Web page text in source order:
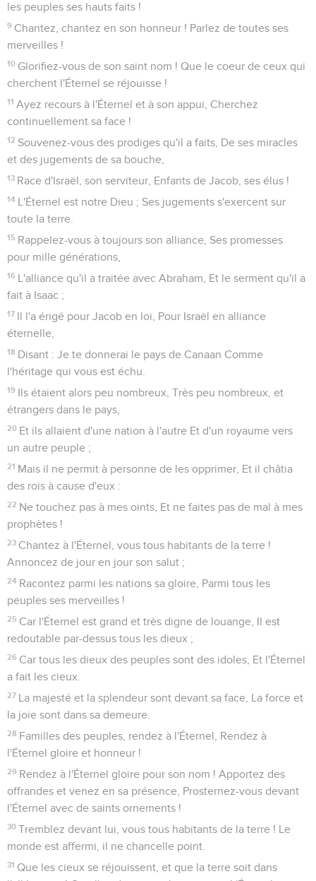
les peuples ses hauts faits !
9 Chantez, chantez en son honneur ! Parlez de toutes ses
merveilles !
10 Glorifiez-vous de son saint nom ! Que le coeur de ceux qui
cherchent l'Éternel se réjouisse !
11 Ayez recours à l'Éternel et à son appui, Cherchez
continuellement sa face !
12 Souvenez-vous des prodiges qu'il a faits, De ses miracles
et des jugements de sa bouche,
13 Race d'Israël, son serviteur, Enfants de Jacob, ses élus !
14 L'Éternel est notre Dieu ; Ses jugements s'exercent sur
toute la terre.
15 Rappelez-vous à toujours son alliance, Ses promesses
pour mille générations,
16 L'alliance qu'il a traitée avec Abraham, Et le serment qu'il a
fait à Isaac ;
17 Il l'a érigé pour Jacob en loi, Pour Israël en alliance
éternelle,
18 Disant : Je te donnerai le pays de Canaan Comme
l'héritage qui vous est échu.
19 Ils étaient alors peu nombreux, Très peu nombreux, et
étrangers dans le pays,
20 Et ils allaient d'une nation à l'autre Et d'un royaume vers
un autre peuple ;
21 Mais il ne permit à personne de les opprimer, Et il châtia
des rois à cause d'eux :
22 Ne touchez pas à mes oints, Et ne faites pas de mal à mes
prophètes !
23 Chantez à l'Éternel, vous tous habitants de la terre !
Annoncez de jour en jour son salut ;
24 Racontez parmi les nations sa gloire, Parmi tous les
peuples ses merveilles !
25 Car l'Éternel est grand et très digne de louange, Il est
redoutable par-dessus tous les dieux ;
26 Car tous les dieux des peuples sont des idoles, Et l'Éternel
a fait les cieux.
27 La majesté et la splendeur sont devant sa face, La force et
la joie sont dans sa demeure.
28 Familles des peuples, rendez à l'Éternel, Rendez à
l'Éternel gloire et honneur !
29 Rendez à l'Éternel gloire pour son nom ! Apportez des
offrandes et venez en sa présence, Prosternez-vous devant
l'Éternel avec de saints ornements !
30 Tremblez devant lui, vous tous habitants de la terre ! Le
monde est affermi, il ne chancelle point.
31 Que les cieux se réjouissent, et que la terre soit dans